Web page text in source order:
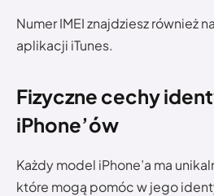
Numer IMEI znajdziesz również
aplikacji iTunes.
Fizyczne cechy
iPhone’ów
Każdy model iPhone’a ma
które mogą pomóc w jego